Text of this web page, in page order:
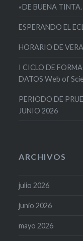
«DE BUENA
ESPERANDO EL
HORARIO DE
I CICLO DE
DATOS Web of
PERIODO DE
JUNIO 2026
ARCHIVOS
julio 2026
junio 2026
mayo 2026